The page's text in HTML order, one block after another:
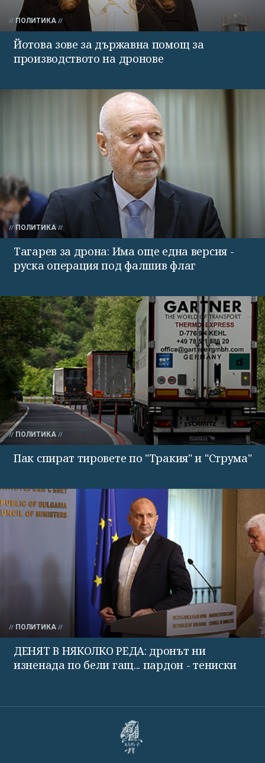
ПОЛИТИКА
Йотова зове за държавна помощ за
производството на дронове
ПОЛИТИКА
Тагарев за дрона: Има още една версия -
руска операция под фалшив флаг
ПОЛИТИКА
Пак спират тировете по "Тракия" и "Струма"
ПОЛИТИКА
ДЕНЯТ В НЯКОЛКО РЕДА: дронът ни
изненада по бели гащ... пардон - тениски